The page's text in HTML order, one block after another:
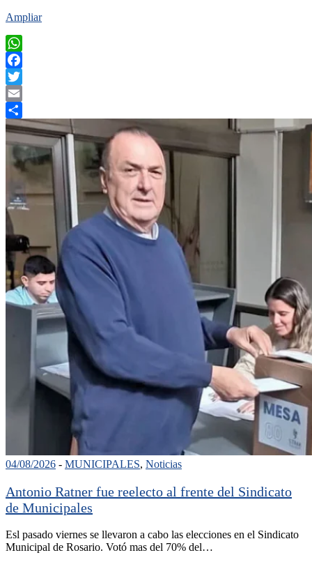
Ampliar
WhatsApp
Facebook
Twitter
Email
Compartir
04/08/2026 - MUNICIPALES, Noticias
Antonio Ratner fue reelecto al frente del Sindicato
de Municipales
Esl pasado viernes se llevaron a cabo las elecciones en el Sindicato
Municipal de Rosario. Votó mas del 70% del…